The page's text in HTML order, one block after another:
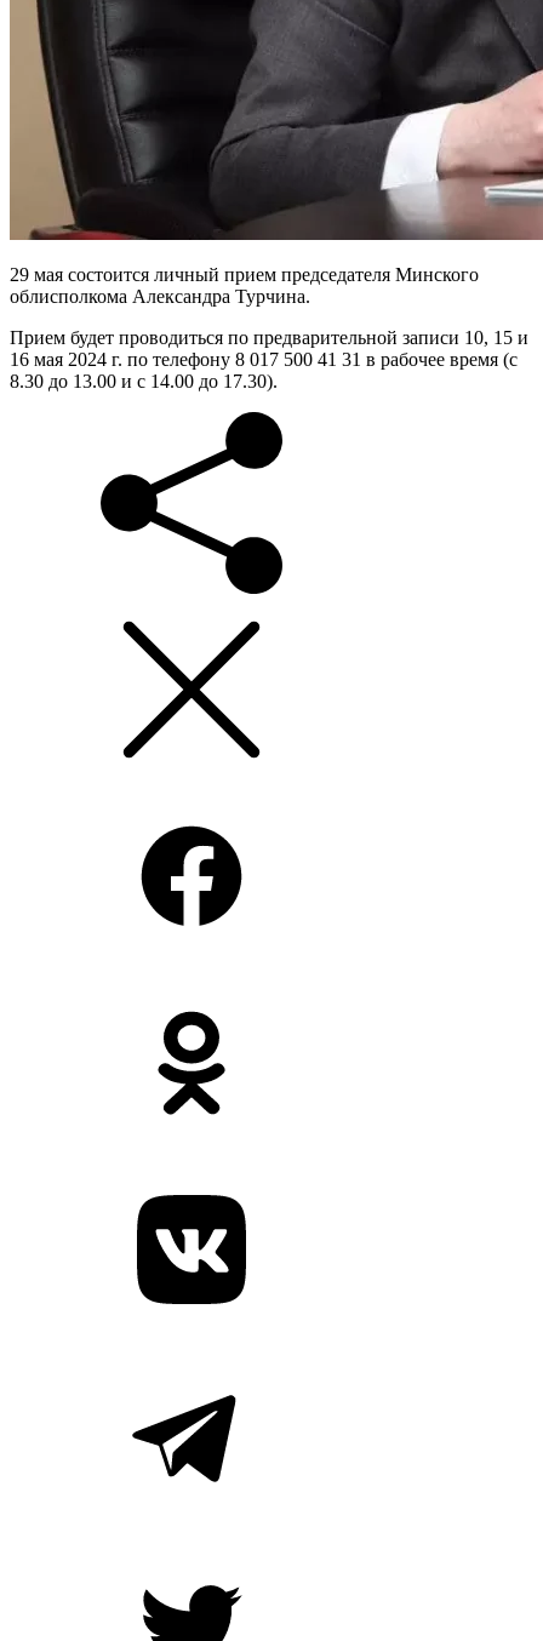
29 мая состоится личный прием председателя Минского
облисполкома Александра Турчина.
Прием будет проводиться по предварительной записи 10, 15 и
16 мая 2024 г. по телефону 8 017 500 41 31 в рабочее время (с
8.30 до 13.00 и с 14.00 до 17.30).